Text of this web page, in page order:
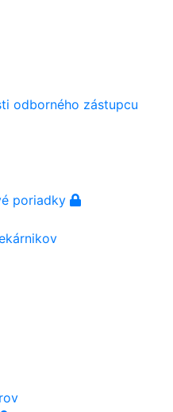
odborného zástupcu
poriadky